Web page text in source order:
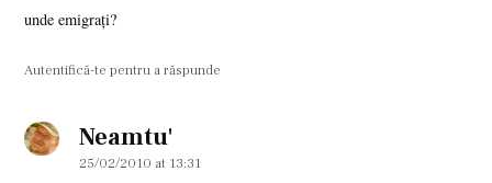
unde emigrați?
Autentifică-te pentru a răspunde
Neamtu'says:
25/02/2010 at 13:31